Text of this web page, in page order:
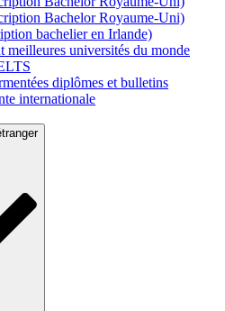
Bachelor Royaume-Uni)
bachelier en Irlande)
meilleures universités du monde
diplômes et bulletins
internationale